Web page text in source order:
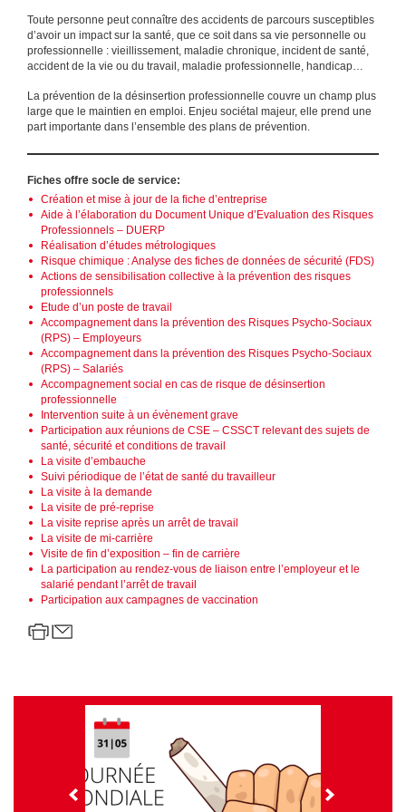
Toute personne peut connaître des accidents de parcours susceptibles
d’avoir un impact sur la santé, que ce soit dans sa vie personnelle ou
professionnelle : vieillissement, maladie chronique, incident de santé,
accident de la vie ou du travail, maladie professionnelle, handicap…
La prévention de la désinsertion professionnelle couvre un champ plus
large que le maintien en emploi. Enjeu sociétal majeur, elle prend une
part importante dans l’ensemble des plans de prévention.
Fiches offre socle de service:
Création et mise à jour de la fiche d’entreprise
Aide à l’élaboration du Document Unique d’Evaluation des Risques
Professionnels – DUERP
Réalisation d’études métrologiques
Risque chimique : Analyse des fiches de données de sécurité (FDS)
Actions de sensibilisation collective à la prévention des risques
professionnels
Etude d’un poste de travail
Accompagnement dans la prévention des Risques Psycho-Sociaux
(RPS) – Employeurs
Accompagnement dans la prévention des Risques Psycho-Sociaux
(RPS) – Salariés
Accompagnement social en cas de risque de désinsertion
professionnelle
Intervention suite à un évènement grave
Participation aux réunions de CSE – CSSCT relevant des sujets de
santé, sécurité et conditions de travail
La visite d’embauche
Suivi périodique de l’état de santé du travailleur
La visite à la demande
La visite de pré-reprise
La visite reprise après un arrêt de travail
La visite de mi-carrière
Visite de fin d’exposition – fin de carrière
La participation au rendez-vous de liaison entre l’employeur et le
salarié pendant l’arrêt de travail
Participation aux campagnes de vaccination